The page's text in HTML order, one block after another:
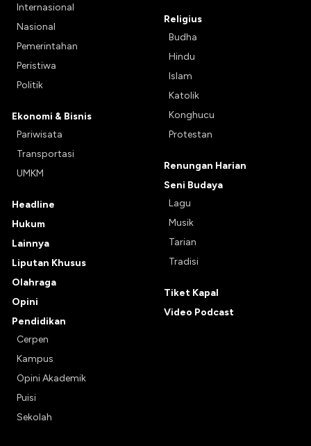
Internasional
Nasional
Pemerintahan
Peristiwa
Politik
Ekonomi & Bisnis
Pariwisata
Transportasi
UMKM
Headline
Hukum
Lainnya
Liputan Khusus
Olahraga
Opini
Pendidikan
Cerpen
Kampus
Opini Akademik
Puisi
Sekolah
Religius
Budha
Hindu
Islam
Katolik
Konghucu
Protestan
Renungan Harian
Seni Budaya
Lagu
Musik
Tarian
Tradisi
Tiket Kapal
Video Podcast